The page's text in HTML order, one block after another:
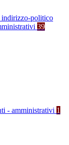
indirizzo-politico
39
- amministrativi 1